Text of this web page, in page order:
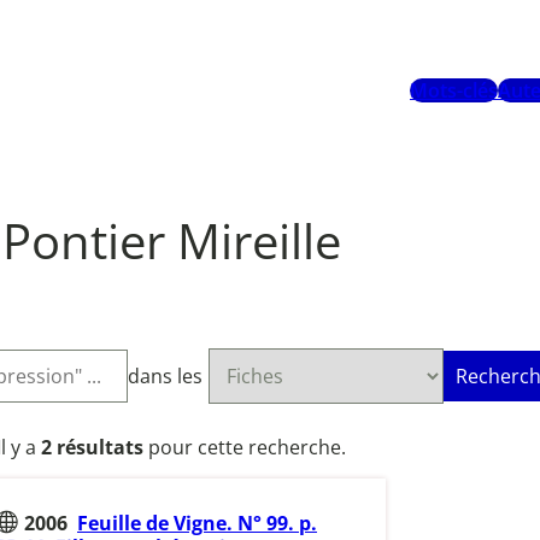
Mots-clés
Pontier Mireille
dans les
y a 2 résultats pour cette recherche.
2006 Feuille de Vigne. N° 99. p.